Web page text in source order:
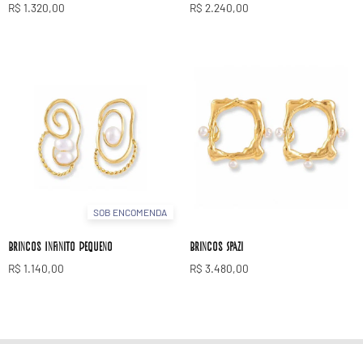
R$ 1.320,00 R$ 2.240,00
SOB ENCOMENDA
Brincos Infinito Pequeno
R$ 1.140,00
Brincos Spazi
R$ 3.480,00